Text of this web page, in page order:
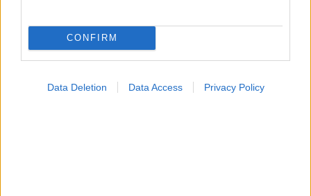
CONFIRM
Data Deletion Data Access Privacy Policy